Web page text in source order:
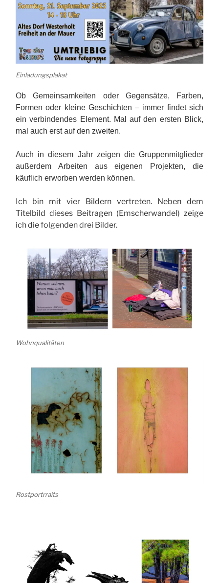
Einladungsplakat
Ob Gemeinsamkeiten oder Gegensätze, Farben,
Formen oder kleine Geschichten – immer findet sich
ein verbindendes Element. Mal auf den ersten Blick,
mal auch erst auf den zweiten.
Auch in diesem Jahr zeigen die Gruppenmitglieder
außerdem Arbeiten aus eigenen Projekten, die
käuflich erworben werden können.
Ich bin mit vier Bildern vertreten. Neben dem
Titelbild dieses Beitragen (Emscherwandel) zeige
ich die folgenden drei Bilder.
Wohnqualitäten
Rostportrraits